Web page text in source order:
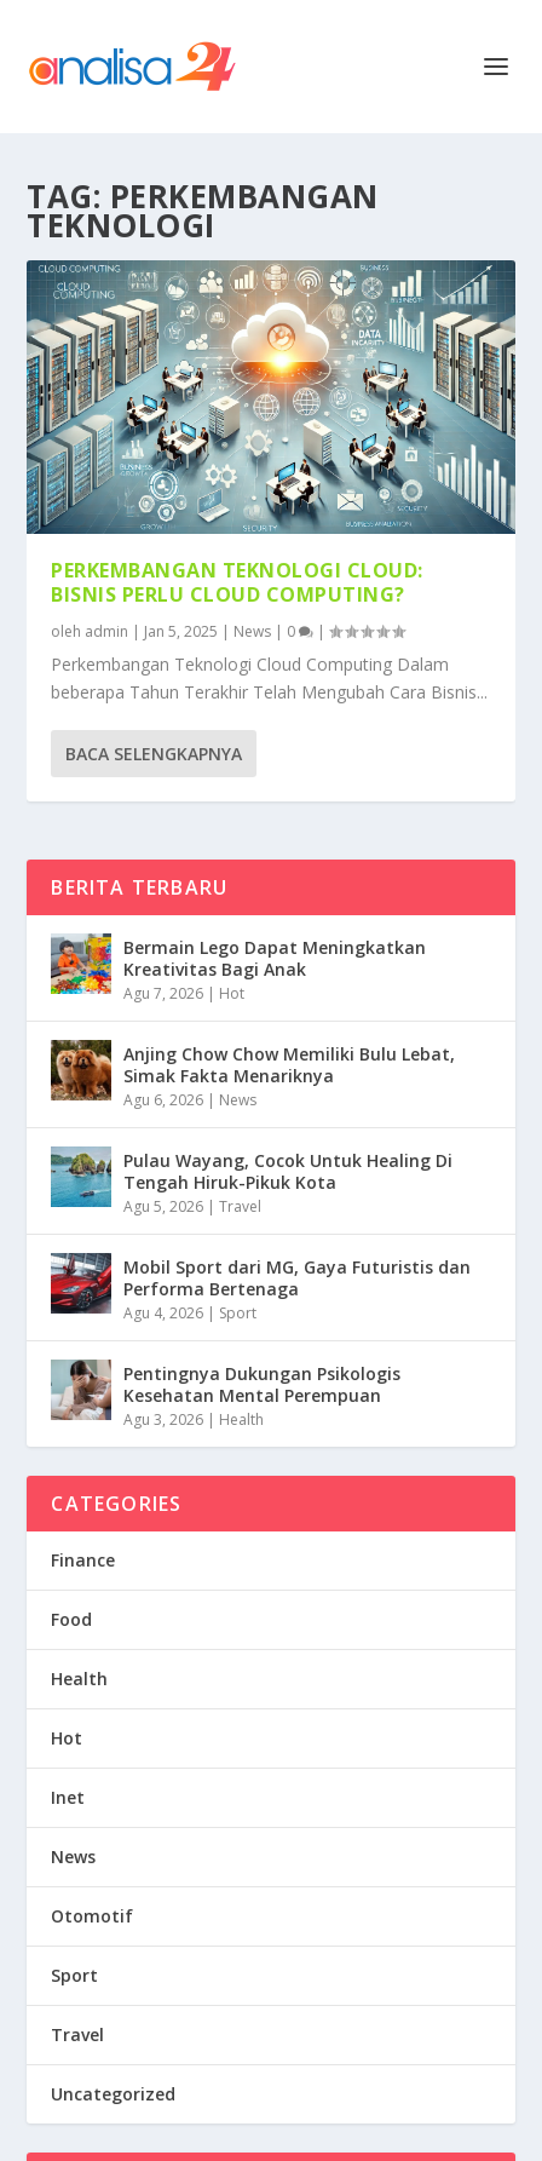
TAG: PERKEMBANGAN
TEKNOLOGI
PERKEMBANGAN TEKNOLOGI CLOUD:
BISNIS PERLU CLOUD COMPUTING?
oleh admin | Jan 5, 2025 | News | 0 |
Perkembangan Teknologi Cloud Computing Dalam
beberapa Tahun Terakhir Telah Mengubah Cara Bisnis...
BACA SELENGKAPNYA
BERITA TERBARU
Bermain Lego Dapat Meningkatkan
Kreativitas Bagi Anak
Agu 7, 2026 | Hot
Anjing Chow Chow Memiliki Bulu Lebat,
Simak Fakta Menariknya
Agu 6, 2026 | News
Pulau Wayang, Cocok Untuk Healing Di
Tengah Hiruk-Pikuk Kota
Agu 5, 2026 |Travel
Mobil Sport dari MG, Gaya Futuristis dan
Performa Bertenaga
Agu 4, 2026 | Sport
Pentingnya Dukungan Psikologis
Kesehatan Mental Perempuan
Agu 3, 2026 | Health
CATEGORIES
Finance
Food
Health
Hot
Inet
News
Otomotif
Sport
Travel
Uncategorized